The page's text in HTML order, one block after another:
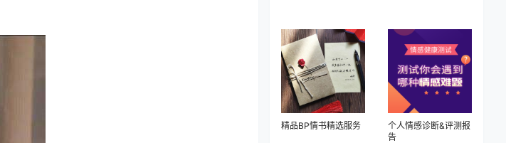
精品BP情书精选服务
个人情感诊断&评测报
告